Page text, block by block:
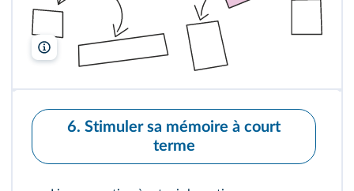
Freepik
6. Stimuler sa mémoire à court
terme